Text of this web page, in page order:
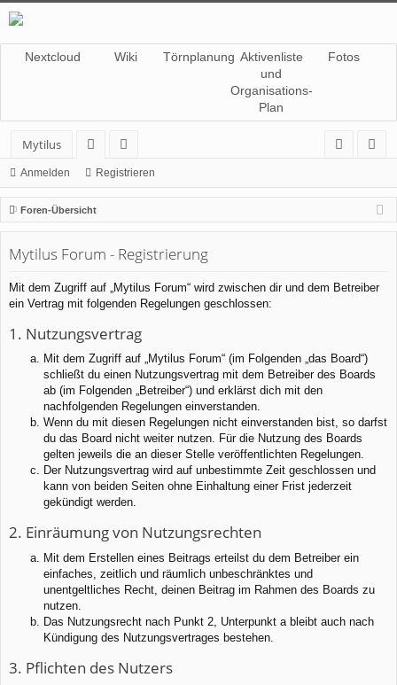
Nextcloud Wiki Törnplanung Aktivenliste
und
Organisations-
Plan
Fotos
Mytilus
or
en
itg
lie
de
r
m
el
n
ist
rie
n
Anmelden Registrieren
Foren-Übersicht
Mytilus Forum - Registrierung
Mit dem Zugriff auf „Mytilus Forum“ wird zwischen dir und dem Betreiber
ein Vertrag mit folgenden Regelungen geschlossen:
1. Nutzungsvertrag
Mit dem Zugriff auf „Mytilus Forum“ (im Folgenden „das Board“)
schließt du einen Nutzungsvertrag mit dem Betreiber des Boards
ab (im Folgenden „Betreiber“) und erklärst dich mit den
nachfolgenden Regelungen einverstanden.
Wenn du mit diesen Regelungen nicht einverstanden bist, so darfst
du das Board nicht weiter nutzen. Für die Nutzung des Boards
gelten jeweils die an dieser Stelle veröffentlichten Regelungen.
Der Nutzungsvertrag wird auf unbestimmte Zeit geschlossen und
kann von beiden Seiten ohne Einhaltung einer Frist jederzeit
gekündigt werden.
2. Einräumung von Nutzungsrechten
Mit dem Erstellen eines Beitrags erteilst du dem Betreiber ein
einfaches, zeitlich und räumlich unbeschränktes und
unentgeltliches Recht, deinen Beitrag im Rahmen des Boards zu
nutzen.
Das Nutzungsrecht nach Punkt 2, Unterpunkt a bleibt auch nach
Kündigung des Nutzungsvertrages bestehen.
3. Pflichten des Nutzers